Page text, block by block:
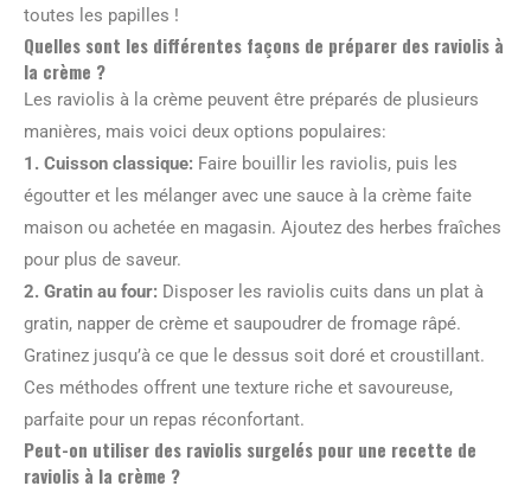
toutes les papilles !
Quelles sont les différentes façons de préparer des raviolis à
la crème ?
Les raviolis à la crème peuvent être préparés de plusieurs
manières, mais voici deux options populaires:
1. Cuisson classique: Faire bouillir les raviolis, puis les
égoutter et les mélanger avec une sauce à la crème faite
maison ou achetée en magasin. Ajoutez des herbes fraîches
pour plus de saveur.
2. Gratin au four: Disposer les raviolis cuits dans un plat à
gratin, napper de crème et saupoudrer de fromage râpé.
Gratinez jusqu’à ce que le dessus soit doré et croustillant.
Ces méthodes offrent une texture riche et savoureuse,
parfaite pour un repas réconfortant.
Peut-on utiliser des raviolis surgelés pour une recette de
raviolis à la crème ?